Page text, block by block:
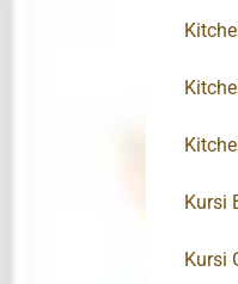
Kursi
Kursi